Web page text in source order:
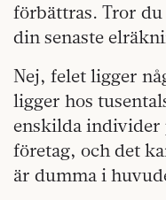
förbättras. Tror du
din senaste
Nej, felet ligger
ligger hos
enskilda individer
företag, och det
är dumma i